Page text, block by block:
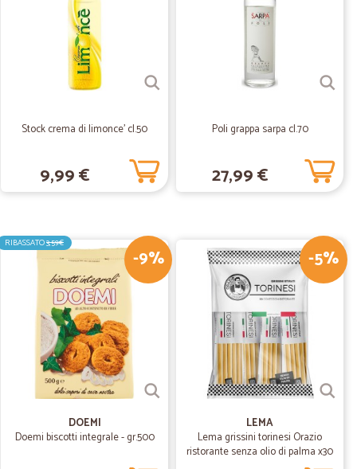
trasporto refrigerato imballati perfettamente.Acquisterò
e…
rapidissima !! Consiglio
16/06/2019
Stock crema di limonce' cl.50
9,99 €
Poli grappa sarpa cl.70
27,99 €
-9%
RIBASSATO3,59€
DOEMI
Doemi biscotti integrale - gr.500
-5%
LEMA
Lema grissini torinesi Orazio
ristorante senza olio di palma x30